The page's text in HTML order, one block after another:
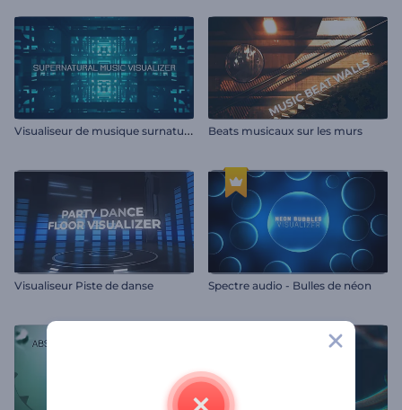
V
isualiseur de musique surnaturel Beats musicaux sur les murs
Visualiseur Piste de danse Spectre audio - Bulles de néon